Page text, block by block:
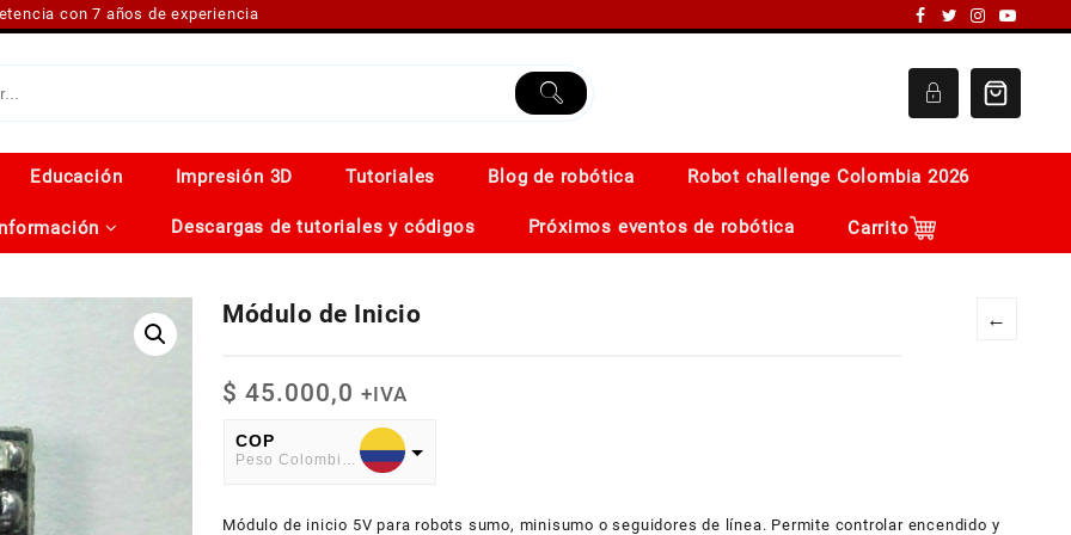
con 7 años de experiencia
Educación Impresión 3D Tutoriales Blog de robótica Robot challenge Colombia 2026
Descargas de tutoriales y códigos Próximos eventos de robótica Carrito
←
Módulo de Inicio
$ 45.000,0 +IVA
COP
Peso Colombiano
American Dollar
Módulo de inicio 5V para robots sumo, minisumo o seguidores de línea. Permite controlar encendido y